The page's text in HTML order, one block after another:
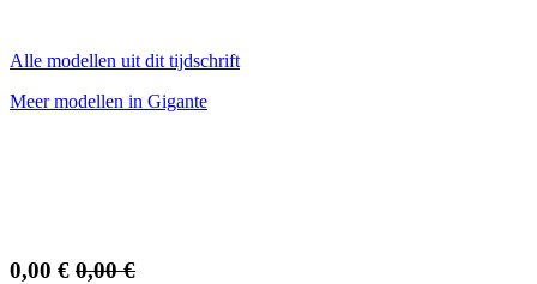
Alle modellen uit dit tijdschrift
Meer modellen in Gigante
0,00 € 0,00€